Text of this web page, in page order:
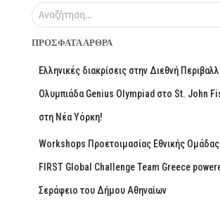
Αναζήτηση…
ΠΡΌΣΦΑΤΑ ΆΡΘΡΑ
Ελληνικές διακρίσεις στην Διεθνή
Ολυμπιάδα Genius Olympiad στο St. John
στη Νέα Υόρκη!
Workshops Προετοιμασίας Εθνικής
FIRST Global Challenge Team Greece
Σεράφειο του Δήμου Αθηναίων